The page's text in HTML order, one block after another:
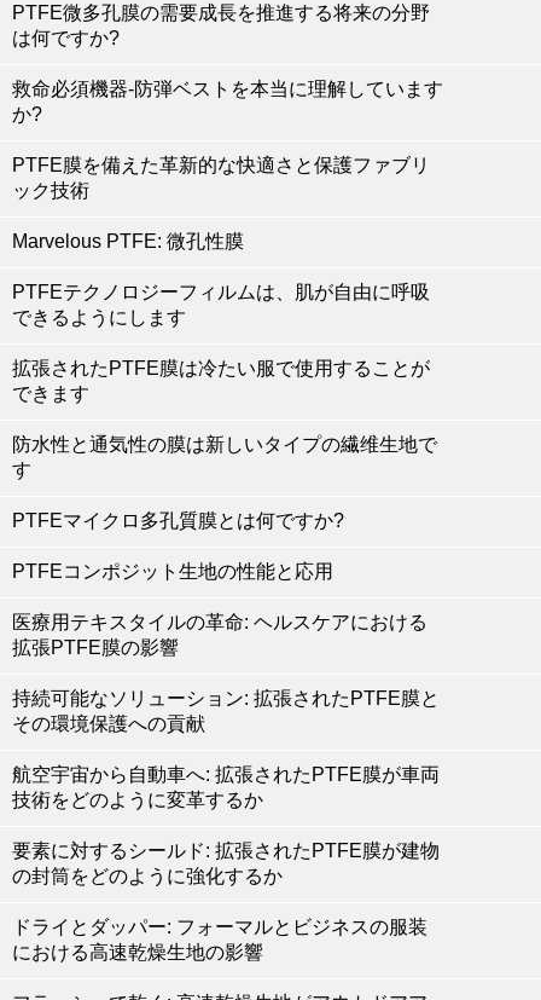
PTFE微多孔膜の需要成長を推進する将来の分野
は何ですか?
救命必須機器-防弾ベストを本当に理解しています
か?
PTFE膜を備えた革新的な快適さと保護ファブリ
ック技術
Marvelous PTFE: 微孔性膜
PTFEテクノロジーフィルムは、肌が自由に呼吸
できるようにします
拡張されたPTFE膜は冷たい服で使用することが
できます
防水性と通気性の膜は新しいタイプの繊维生地で
す
PTFEマイクロ多孔質膜とは何ですか?
PTFEコンポジット生地の性能と応用
医療用テキスタイルの革命: ヘルスケアにおける
拡張PTFE膜の影響
持続可能なソリューション: 拡張されたPTFE膜と
その環境保護への貢献
航空宇宙から自動車へ: 拡張されたPTFE膜が車両
技術をどのように変革するか
要素に対するシールド: 拡張されたPTFE膜が建物
の封筒をどのように強化するか
ドライとダッパー: フォーマルとビジネスの服装
における高速乾燥生地の影響